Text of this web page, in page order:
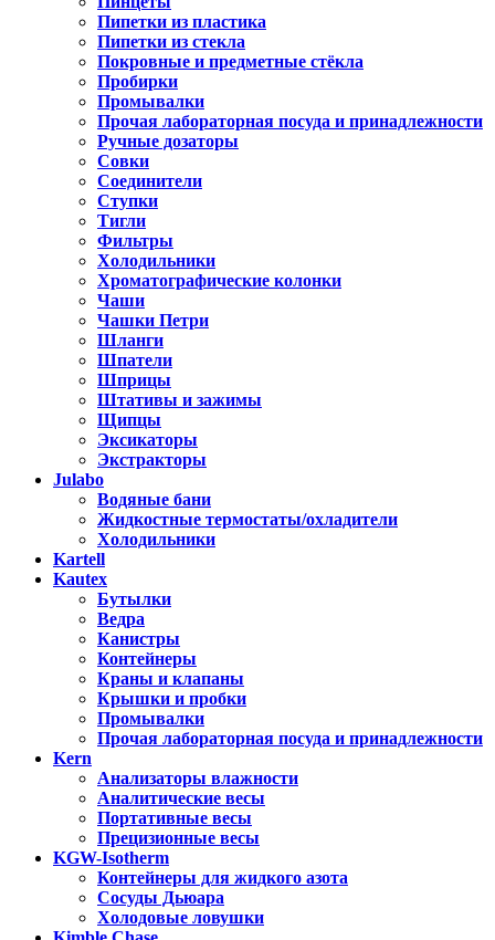
Пипетки из пластика
Пипетки из стекла
Покровные и предметные стёкла
Пробирки
Промывалки
Прочая лабораторная посуда и принадлежности
Ручные дозаторы
Совки
Соединители
Ступки
Тигли
Фильтры
Холодильники
Хроматографические колонки
Чаши
Чашки Петри
Шланги
Шпатели
Шприцы
Штативы и зажимы
Щипцы
Эксикаторы
Экстракторы
Julabo
Водяные бани
Жидкостные термостаты/охладители
Холодильники
Kartell
Kautex
Бутылки
Ведра
Канистры
Контейнеры
Краны и клапаны
Крышки и пробки
Промывалки
Прочая лабораторная посуда и принадлежности
Kern
Анализаторы влажности
Аналитические весы
Портативные весы
Прецизионные весы
KGW-Isotherm
Контейнеры для жидкого азота
Сосуды Дьюара
Холодовые ловушки